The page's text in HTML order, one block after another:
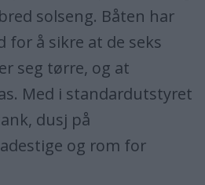
solseng. Båten har
for å sikre at de seks
seg tørre, og at
Med i standardutstyret
dusj på
og rom for